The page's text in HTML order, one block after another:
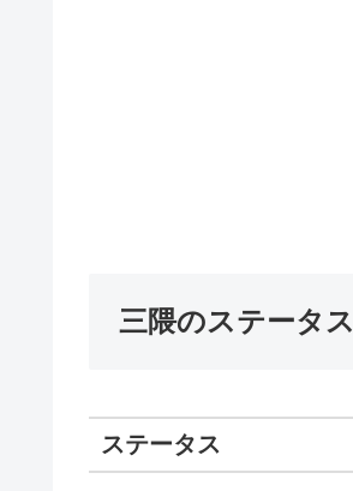
三隈のステータス
ステータス